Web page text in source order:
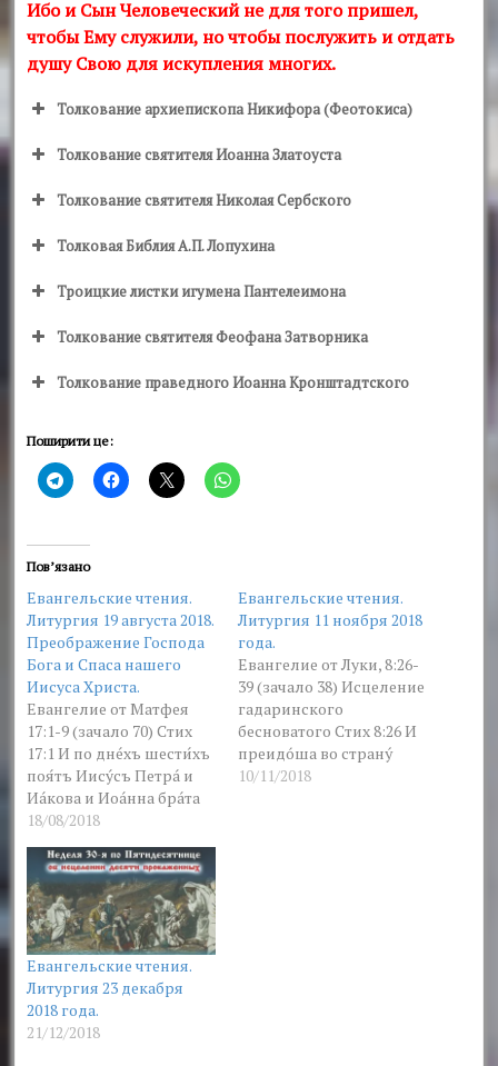
Ибо и Сын Человеческий не для того пришел,
чтобы Ему служили, но чтобы послужить и отдать
душу Свою для искупления многих.
Толкование архиепископа Никифора (Феотокиса)
Толкование святителя Иоанна Златоуста
Толкование святителя Николая Сербского
Толковая Библия А.П. Лопухина
Троицкие листки игумена Пантелеимона
Толкование святителя Феофана Затворника
Толкование праведного Иоанна Кронштадтского
Поширити це:
Пов’язано
Евангельские чтения.
Литургия 19 августа 2018.
Преображение Господа
Бога и Спаса нашего
Иисуса Христа.
Евангелие от Матфея
17:1-9 (зачало 70) Стих
17:1 И по дне́хъ шести́хъ
поя́тъ Иису́съ Петра́ и
Иа́кова и Иоа́нна бра́та
его́, и возведе́ и́хъ на
гору́ высоку́ еди́ны, По
прошествии дней
шести, взял Иисус
Петра, Иакова и Иоанна,
брата его, и возвел их на
гору высокую одних,
Стих 17:2 и…
18/08/2018
Евангельские чтения.
Литургия 11 ноября 2018
года.
Евангелие от Луки, 8:26-
39 (зачало 38) Исцеление
гадаринского
бесноватого Стих 8:26 И
преидóша во странý
гадари́нску, я́же éсть
10/11/2018
Евангельские чтения.
Литургия 23 декабря
2018 года.
21/12/2018